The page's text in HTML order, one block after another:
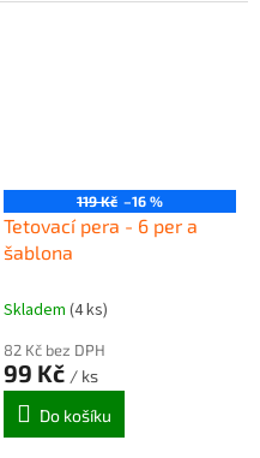
119 Kč –16 %
Tetovací pera - 6 per a
šablona
Skladem (4 ks)
82 Kč bez DPH
99 Kč / ks
Do košíku